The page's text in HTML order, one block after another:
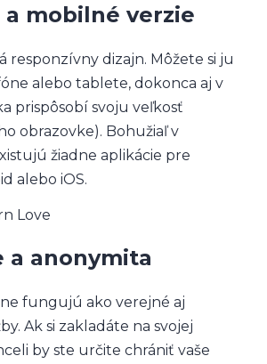
mobilné verzie
responzívny dizajn. Môžete si ju
alebo tablete, dokonca aj v
prispôsobí svoju veľkosť
obrazovke). Bohužiaľ v
žiadne aplikácie pre
alebo iOS.
a anonymita
fungujú ako verejné aj
Ak si zakladáte na svojej
by ste určite chrániť vaše